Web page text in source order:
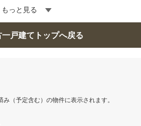
もっと見る
一戸建てトップへ戻る
（予定含む）の物件に表示されます。